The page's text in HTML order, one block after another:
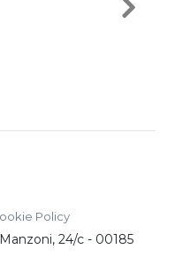
Policy
24/c - 00185